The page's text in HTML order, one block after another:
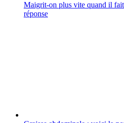
Maigrit-on plus vite quand il
réponse